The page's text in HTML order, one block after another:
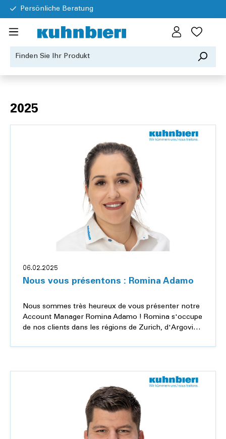
Persönliche Beratung
2025
06.02.2025
Nous vous présentons : Romina Adamo
Nous sommes très heureux de vous présenter notre
Account Manager Romina Adamo ! Romina s'occupe
de nos clients dans les régions de Zurich, d'Argovie